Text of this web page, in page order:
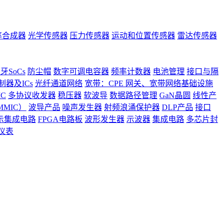
合成器 光学传感器 压力传感器 运动和位置传感器 雷达传感器
SoCs 防尘帽 数字可调电容器 频率计数器 电池管理 接口与隔
器及ICs 光纤通道网络 宽带：CPE 网关、宽带网络基础设施
多协议收发器 稳压器 软波导 数据路径管理 GaN晶圆 线性产
）
波导产品 噪声发生器 射频浪涌保护器 DLP产品 接口
集成电路 FPGA电路板 波形发生器 示波器 集成电路 多芯片封
表